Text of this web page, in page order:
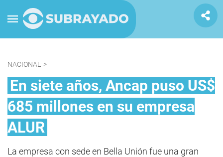
NACIONAL >
En siete años, Ancap puso US$
685 millones en su empresa
ALUR
La empresa con sede en Bella Unión fue una gran